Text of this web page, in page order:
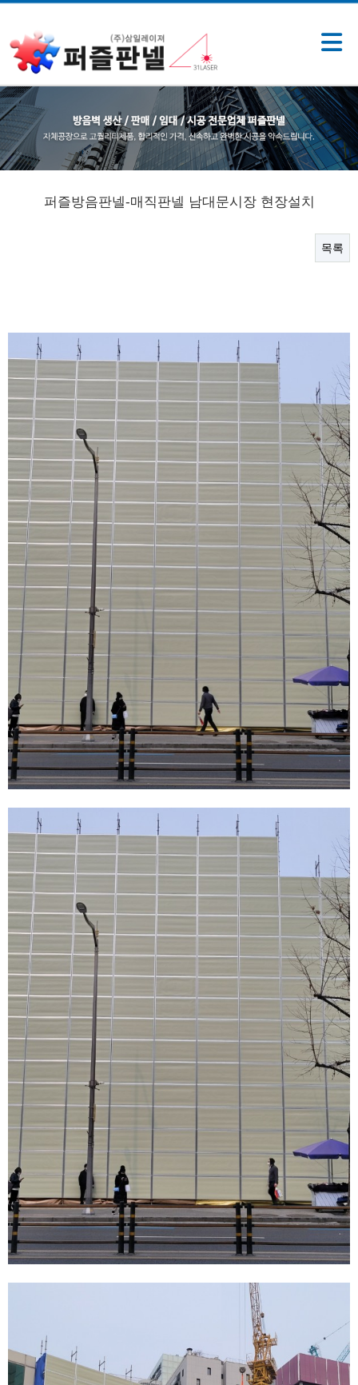
퍼즐방음판넬-매직판넬 남대문시장 현장설치
목록